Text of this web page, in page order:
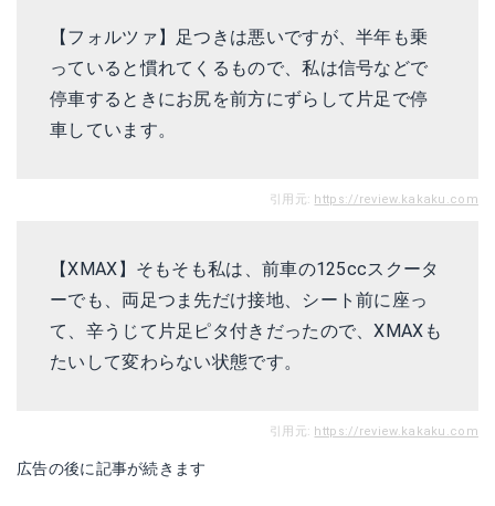
【フォルツァ】足つきは悪いですが、半年も乗
っていると慣れてくるもので、私は信号などで
停車するときにお尻を前方にずらして片足で停
車しています。
引用元: https://review.kakaku.com
【XMAX】そもそも私は、前車の125ccスクータ
ーでも、両足つま先だけ接地、シート前に座っ
て、辛うじて片足ピタ付きだったので、XMAXも
たいして変わらない状態です。
引用元: https://review.kakaku.com
広告の後に記事が続きます